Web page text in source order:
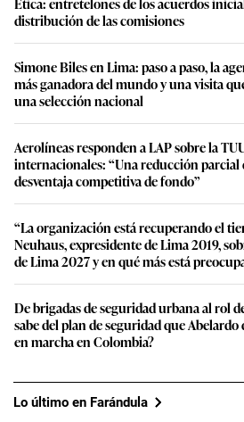
distribución de las comisiones
Simone Biles en Lima: paso a paso, la
más ganadora del mundo y una visita
una selección nacional
Aerolíneas responden a LAP sobre la
internacionales: “Una reducción parcial
desventaja competitiva de fondo”
“La organización está recuperando el
Neuhaus, expresidente de Lima 2019,
de Lima 2027 y en qué más está
De brigadas de seguridad urbana al rol
sabe del plan de seguridad que
en marcha en Colombia?
Lo último en Farándula